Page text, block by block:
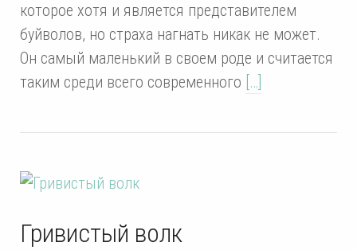
которое хотя и является представителем
буйволов, но страха нагнать никак не может.
Он самый маленький в своем роде и считается
таким среди всего современного […]
Гривистый волк